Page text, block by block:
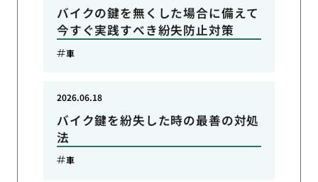
バイクの鍵を無くした場合に備えて
今すぐ実践すべき紛失防止対策
車
バイク鍵を紛失した時の最善の対処
法
2026.06.18
車